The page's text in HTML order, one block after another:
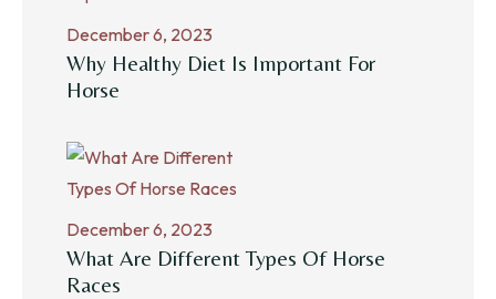
December 6, 2023
Why Healthy Diet Is Important For
Horse
December 6, 2023
What Are Different Types Of Horse
Races